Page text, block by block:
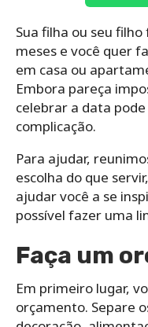
Sua filha ou seu
meses e você quer
em casa ou
Embora pareça
celebrar a data
complicação.
Para ajudar,
escolha do que
ajudar você a se
possível fazer uma
Faça um
Em primeiro lugar,
orçamento. Separe